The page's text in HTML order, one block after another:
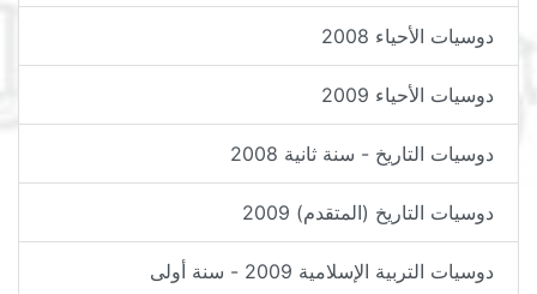
دوسيات الأحياء 2008
دوسيات الأحياء 2009
دوسيات التاريخ - سنة ثانية 2008
دوسيات التاريخ (المتقدم) 2009
دوسيات التربية الإسلامية 2009 - سنة أولى